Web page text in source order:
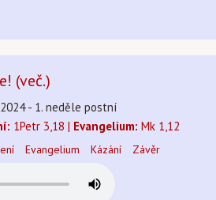
(več.)
- 1. neděle postní
1Petr 3,18 | Evangelium: Mk 1,12
Evangelium Kázání Závěr